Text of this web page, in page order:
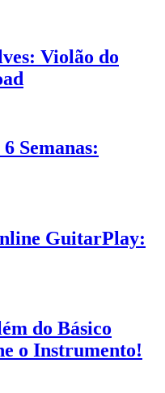
Violão do
Semanas:
GuitarPlay:
do Básico
o Instrumento!